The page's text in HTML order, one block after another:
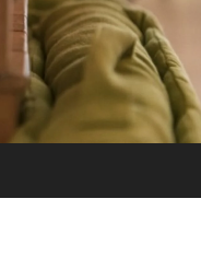
Geburtsdatum: